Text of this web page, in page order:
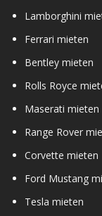
Lamborghini
Ferrari mieten
Bentley mieten
Rolls Royce
Maserati mieten
Range Rover
Corvette mieten
Ford Mustang
Tesla mieten